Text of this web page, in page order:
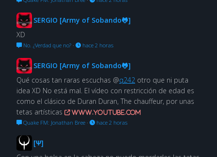
SERGIO [Army of Sobando🐸]
XD
No. ¿Verdad que no?· hace 2 horas
SERGIO [Army of Sobando🐸]
Qué cosas tan raras escuchas @q242 otro que ni puta
idea XD No está mal. El vídeo con restricción de edad es
como el clásico de Duran Duran, The chauffeur, por unas
tetas artísticas
www.youtube.com
Quake FM: Jonathan Bree· hace 2 horas
[Ψ]